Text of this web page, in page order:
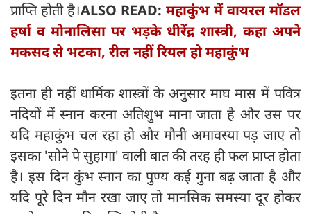
प्राप्ति होती है।ALSO READ: महाकुंभ में वायरल मॉडल
हर्षा व मोनालिसा पर भड़के धीरेंद्र शास्त्री, कहा अपने
मकसद से भटका, रील नहीं रियल हो महाकुंभ
इतना ही नहीं धार्मिक शास्त्रों के अनुसार माघ मास में पवित्र
नदियों में स्नान करना अतिशुभ माना जाता है और उस पर
यदि महाकुंभ चल रहा हो और मौनी अमावस्या पड़ जाए तो
इसका 'सोने पे सुहागा' वाली बात की तरह ही फल प्राप्त होता
है। इस दिन कुंभ स्नान का पुण्य कई गुना बढ़ जाता है और
यदि पूरे दिन मौन रखा जाए तो मानसिक समस्या दूर होकर